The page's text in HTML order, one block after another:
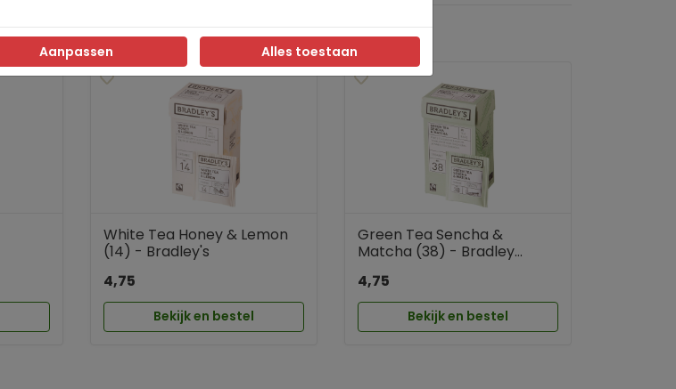
White Tea Honey & Lemon
(14) - Bradley's
4,75
Bekijk en bestel
Green Tea Sencha &
Matcha (38) - Bradley...
4,75
Bekijk en bestel
Aanpassen Alles toestaan